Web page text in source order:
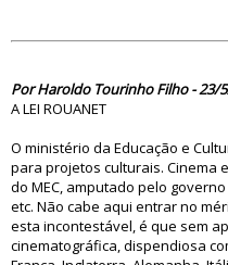
Por Haroldo Tourinho Filho - 23/
A LEI ROUANET
O ministério da Educação e
para projetos culturais. Cinema
do MEC, amputado pelo
etc. Não cabe aqui entrar no
esta incontestável, é que sem
cinematográfica, dispendiosa